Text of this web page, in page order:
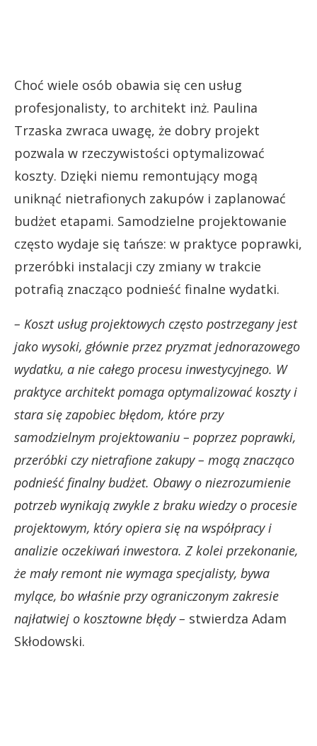
Choć wiele osób obawia się cen usług
profesjonalisty, to architekt inż. Paulina
Trzaska zwraca uwagę, że dobry projekt
pozwala w rzeczywistości optymalizować
koszty. Dzięki niemu remontujący mogą
uniknąć nietrafionych zakupów i zaplanować
budżet etapami. Samodzielne projektowanie
często wydaje się tańsze: w praktyce poprawki,
przeróbki instalacji czy zmiany w trakcie
potrafią znacząco podnieść finalne wydatki.
– Koszt usług projektowych często postrzegany jest
jako wysoki, głównie przez pryzmat jednorazowego
wydatku, a nie całego procesu inwestycyjnego. W
praktyce architekt pomaga optymalizować koszty i
stara się zapobiec błędom, które przy
samodzielnym projektowaniu – poprzez poprawki,
przeróbki czy nietrafione zakupy – mogą znacząco
podnieść finalny budżet. Obawy o niezrozumienie
potrzeb wynikają zwykle z braku wiedzy o procesie
projektowym, który opiera się na współpracy i
analizie oczekiwań inwestora. Z kolei przekonanie,
że mały remont nie wymaga specjalisty, bywa
mylące, bo właśnie przy ograniczonym zakresie
najłatwiej o kosztowne błędy – stwierdza Adam
Skłodowski.